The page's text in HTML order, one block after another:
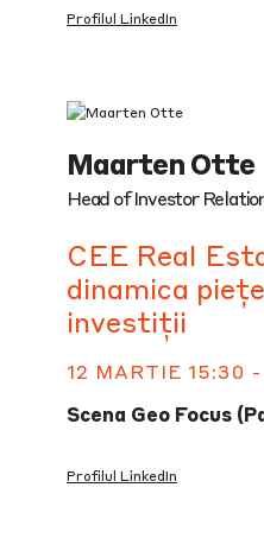
Profilul LinkedIn
Maarten Otte
Head of Investor
CEE Real
dinamica
investiții
12 MARTIE 15:30
Scena Geo Focus
Profilul LinkedIn